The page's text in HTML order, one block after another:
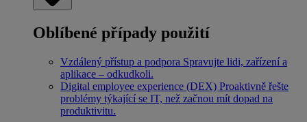
Oblíbené případy použití
Vzdálený přístup a podpora Spravujte lidi, zařízení a
aplikace – odkudkoli.
Digital employee experience (DEX) Proaktivně řešte
problémy týkající se IT, než začnou mít dopad na
produktivitu.